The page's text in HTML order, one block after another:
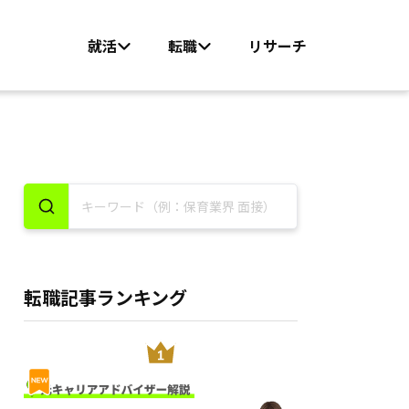
就活 転職 リサーチ
転職記事ランキング